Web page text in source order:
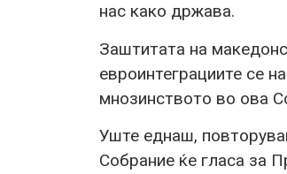
нас како држава.
Заштитата на
евроинтеграциите се
мнозинството во ова
Уште еднаш,
Собрание ќе гласа за